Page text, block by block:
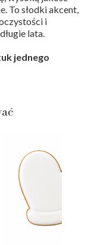
To słodki akcent,
i
lata.
jednego